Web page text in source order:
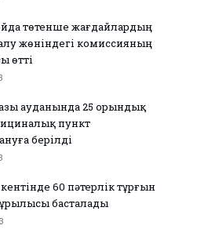
төтенше жағдайлардың
жөніндегі комиссияның
өтті
ауданында 25 орындық
пункт
берілді
60 пәтерлік тұрғын
басталады